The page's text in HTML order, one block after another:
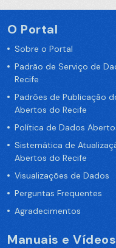
O Portal
Sobre o Portal
Padrão de Serviço de
Recife
Padrões de Publicação
Abertos do Recife
Política de Dados
Sistemática de
Abertos do Recife
Visualizações de Dados
Perguntas Frequentes
Agradecimentos
Manuais e Vídeos